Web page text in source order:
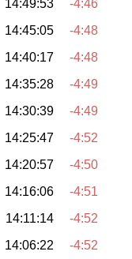
14:49:53
-4:46
14:45:05
-4:48
14:40:17
-4:48
14:35:28
-4:49
14:30:39
-4:49
14:25:47
-4:52
14:20:57
-4:50
14:16:06
-4:51
14:11:14
-4:52
14:06:22 -4:52